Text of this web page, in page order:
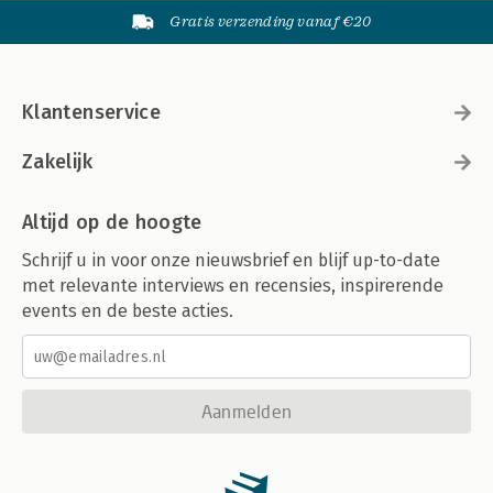
Gratis verzending vanaf €20
Klantenservice
Zakelijk
Altijd op de hoogte
Schrijf u in voor onze nieuwsbrief en blijf up-to-date
met relevante interviews en recensies, inspirerende
events en de beste acties.
Aanmelden